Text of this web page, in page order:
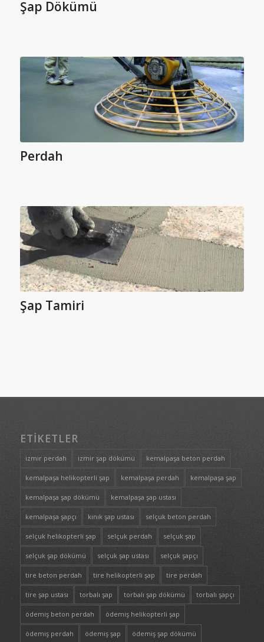
Şap Dökümü
Perdah
Şap Tamiri
ETIKETLER
izmir perdah izmir şap dökümü kemalpaşa beton perdah
kemalpaşa helikopterli şap kemalpaşa perdah kemalpaşa şap
kemalpaşa şap dökümü kemalpaşa şap ustası
kemalpaşa şapçı kınık şap ustası selçuk beton perdah
selçuk helikopterli şap selçuk perdah selçuk şap
selçuk şap dökümü selçuk şap ustası selçuk şapçı
tire beton perdah tire helikopterli şap tire perdah
tire şap ustası torbalı şap torbalı şap dökümü torbalı şapçı
ödemiş beton perdah ödemiş helikopterli şap
ödemiş perdah ödemiş şap ödemiş şap dökümü